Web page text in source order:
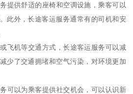
提供舒适的座椅和空调设施，乘客可以
此外，长途客运服务通常有的司机和安
飞机等交通方式，长途客运服务可以减
少了交通拥堵和空气污染，对环境更加
可以为乘客提供社交机会，可以认识新